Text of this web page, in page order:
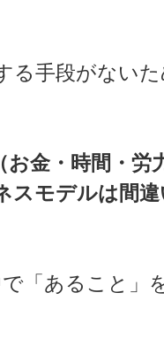
る手段がない
金・時間・労
スモデルは間
「あること」